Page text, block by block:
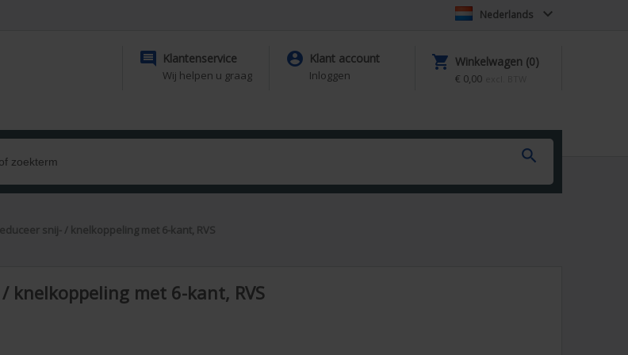
Nederlands 
 Klantenservice
Wij helpen u graag
 Klant account
Inloggen
 Winkelwagen (0)
€ 0,00

snij- / knelkoppeling met 6-kant, RVS
knelkoppeling met 6-kant, RVS